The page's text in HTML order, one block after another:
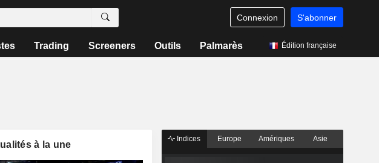
Connexion S'abonner
Trading Screeners Outils Palmarès Édition française
à la une
Indices Europe Amériques Asie